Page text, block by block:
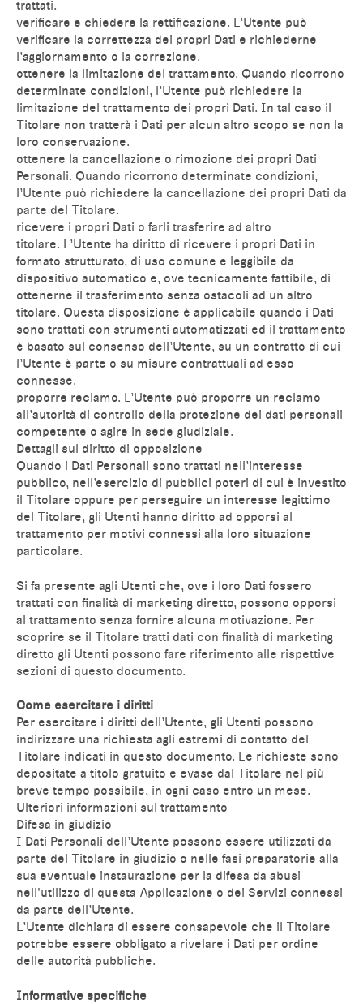
trattati.
verificare e chiedere la rettificazione. L’Utente può
verificare la correttezza dei propri Dati e richiederne
l’aggiornamento o la correzione.
ottenere la limitazione del trattamento. Quando ricorrono
determinate condizioni, l’Utente può richiedere la
limitazione del trattamento dei propri Dati. In tal caso il
Titolare non tratterà i Dati per alcun altro scopo se non la
loro conservazione.
ottenere la cancellazione o rimozione dei propri Dati
Personali. Quando ricorrono determinate condizioni,
l’Utente può richiedere la cancellazione dei propri Dati da
parte del Titolare.
ricevere i propri Dati o farli trasferire ad altro
titolare. L’Utente ha diritto di ricevere i propri Dati in
formato strutturato, di uso comune e leggibile da
dispositivo automatico e, ove tecnicamente fattibile, di
ottenerne il trasferimento senza ostacoli ad un altro
titolare. Questa disposizione è applicabile quando i Dati
sono trattati con strumenti automatizzati ed il trattamento
è basato sul consenso dell’Utente, su un contratto di cui
l’Utente è parte o su misure contrattuali ad esso
connesse.
proporre reclamo. L’Utente può proporre un reclamo
all’autorità di controllo della protezione dei dati personali
competente o agire in sede giudiziale.
Dettagli sul diritto di opposizione
Quando i Dati Personali sono trattati nell’interesse
pubblico, nell’esercizio di pubblici poteri di cui è investito
il Titolare oppure per perseguire un interesse legittimo
del Titolare, gli Utenti hanno diritto ad opporsi al
trattamento per motivi connessi alla loro situazione
particolare.
Si fa presente agli Utenti che, ove i loro Dati fossero
trattati con finalità di marketing diretto, possono opporsi
al trattamento senza fornire alcuna motivazione. Per
scoprire se il Titolare tratti dati con finalità di marketing
diretto gli Utenti possono fare riferimento alle rispettive
sezioni di questo documento.
Come esercitare i diritti
Per esercitare i diritti dell’Utente, gli Utenti possono
indirizzare una richiesta agli estremi di contatto del
Titolare indicati in questo documento. Le richieste sono
depositate a titolo gratuito e evase dal Titolare nel più
breve tempo possibile, in ogni caso entro un mese.
Ulteriori informazioni sul trattamento
Difesa in giudizio
I Dati Personali dell’Utente possono essere utilizzati da
parte del Titolare in giudizio o nelle fasi preparatorie alla
sua eventuale instaurazione per la difesa da abusi
nell'utilizzo di questa Applicazione o dei Servizi connessi
da parte dell’Utente.
L’Utente dichiara di essere consapevole che il Titolare
potrebbe essere obbligato a rivelare i Dati per ordine
delle autorità pubbliche.
Informative specifiche